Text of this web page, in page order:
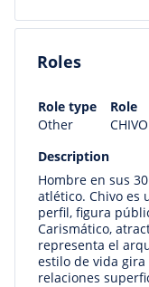
Roles
Role type Role
Other
Description
Hombre en sus
atlético. Chivo es
perfil, figura
Carismático,
representa el
estilo de vida
relaciones